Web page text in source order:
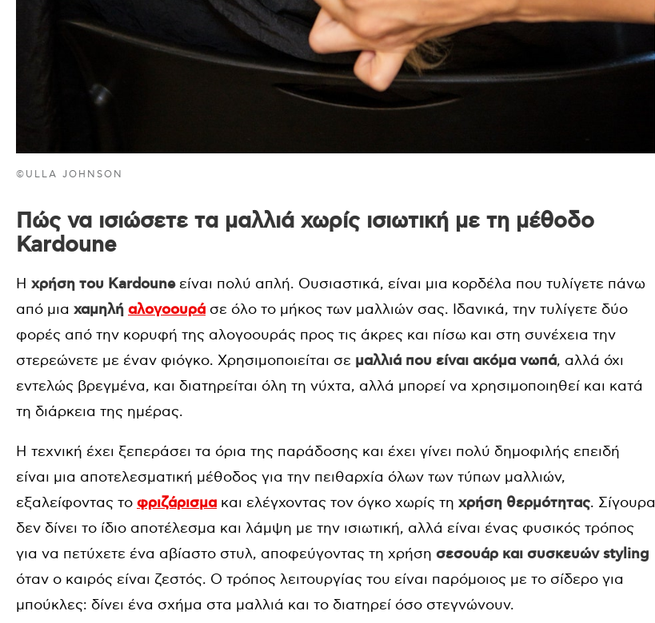
©ULLA JOHNSON
Πώς να ισιώσετε τα μαλλιά χωρίς ισιωτική με τη μέθοδο
Kardoune
Η χρήση του Kardouneείναι πολύ απλή. Ουσιαστικά, είναι μια κορδέλα που τυλίγετε πάνω
από μια χαμηλή αλογοουρά σε όλο το μήκος των μαλλιών σας. Ιδανικά, την τυλίγετε δύο
φορές από την κορυφή της αλογοουράς προς τις άκρες και πίσω και στη συνέχεια την
στερεώνετε με έναν φιόγκο. Χρησιμοποιείται σε μαλλιά που είναι ακόμα νωπά, αλλά όχι
εντελώς βρεγμένα, και διατηρείται όλη τη νύχτα, αλλά μπορεί να χρησιμοποιηθεί και κατά
τη διάρκεια της ημέρας.
Η τεχνική έχει ξεπεράσει τα όρια της παράδοσης και έχει γίνει πολύ δημοφιλής επειδή
είναι μια αποτελεσματική μέθοδος για την πειθαρχία όλων των τύπων μαλλιών,
εξαλείφοντας το φριζάρισμα και ελέγχοντας τον όγκο χωρίς τη χρήση θερμότητας. Σίγουρα
δεν δίνει το ίδιο αποτέλεσμα και λάμψη με την ισιωτική, αλλά είναι ένας φυσικός τρόπος
για να πετύχετε ένα αβίαστο στυλ, αποφεύγοντας τη χρήση σεσουάρ και συσκευών styling
όταν ο καιρός είναι ζεστός. Ο τρόπος λειτουργίας του είναι παρόμοιος με το σίδερο για
μπούκλες: δίνει ένα σχήμα στα μαλλιά και το διατηρεί όσο στεγνώνουν.